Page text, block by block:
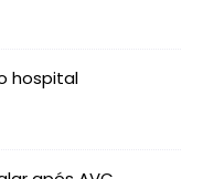
hospital